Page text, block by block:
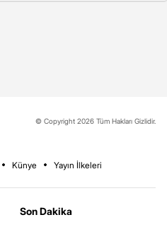
© Copyright 2026 Tüm Hakları Gizlidir.
Künye Yayın İlkeleri
Son Dakika